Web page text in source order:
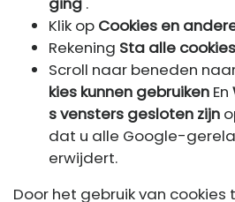
Klik op Cookies en
Rekening Sta alle
Scroll naar beneden
kies kunnen gebruiken En
s vensters gesloten zijn
dat u alle Google-
erwijdert.
Door het gebruik van cookies